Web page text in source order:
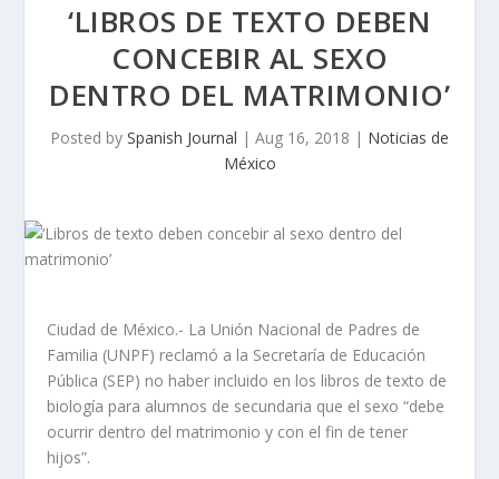
‘LIBROS DE TEXTO DEBEN
CONCEBIR AL SEXO
DENTRO DEL MATRIMONIO’
Posted by Spanish Journal | Aug 16, 2018 | Noticias de
México
Ciudad de México.- La Unión Nacional de Padres de
Familia (UNPF) reclamó a la Secretaría de Educación
Pública (SEP) no haber incluido en los libros de texto de
biología para alumnos de secundaria que el sexo “debe
ocurrir dentro del matrimonio y con el fin de tener
hijos”.